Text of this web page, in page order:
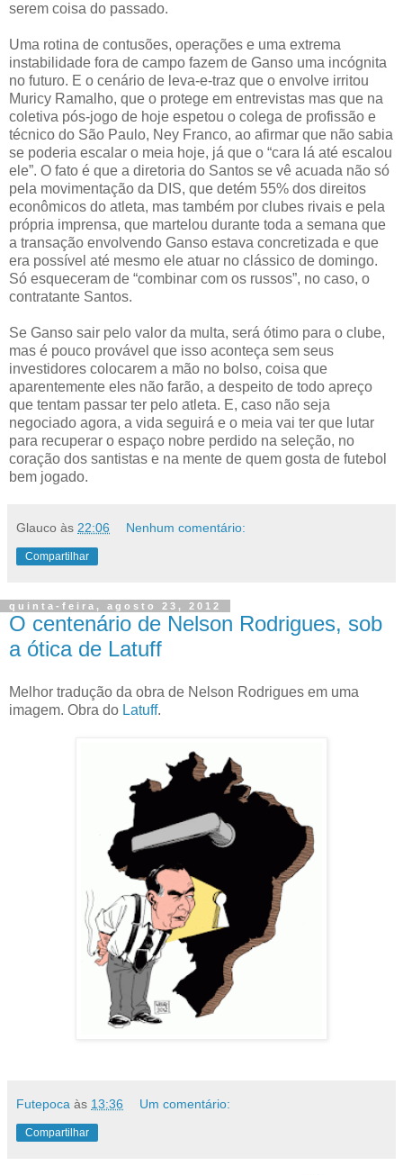
serem coisa do passado.
Uma rotina de contusões, operações e uma extrema
instabilidade fora de campo fazem de Ganso uma incógnita
no futuro. E o cenário de leva-e-traz que o envolve irritou
Muricy Ramalho, que o protege em entrevistas mas que na
coletiva pós-jogo de hoje espetou o colega de profissão e
técnico do São Paulo, Ney Franco, ao afirmar que não sabia
se poderia escalar o meia hoje, já que o “cara lá até escalou
ele”. O fato é que a diretoria do Santos se vê acuada não só
pela movimentação da DIS, que detém 55% dos direitos
econômicos do atleta, mas também por clubes rivais e pela
própria imprensa, que martelou durante toda a semana que
a transação envolvendo Ganso estava concretizada e que
era possível até mesmo ele atuar no clássico de domingo.
Só esqueceram de “combinar com os russos”, no caso, o
contratante Santos.
Se Ganso sair pelo valor da multa, será ótimo para o clube,
mas é pouco provável que isso aconteça sem seus
investidores colocarem a mão no bolso, coisa que
aparentemente eles não farão, a despeito de todo apreço
que tentam passar ter pelo atleta. E, caso não seja
negociado agora, a vida seguirá e o meia vai ter que lutar
para recuperar o espaço nobre perdido na seleção, no
coração dos santistas e na mente de quem gosta de futebol
bem jogado.
Glauco às 22:06 Nenhum comentário:
Compartilhar
quinta-feira, agosto 23, 2012
O centenário de Nelson Rodrigues, sob
a ótica de Latuff
Melhor tradução da obra de Nelson Rodrigues em uma
imagem. Obra do Latuff.
Futepoca às 13:36 Um comentário:
Compartilhar